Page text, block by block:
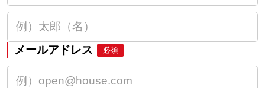
メールアドレス 必須